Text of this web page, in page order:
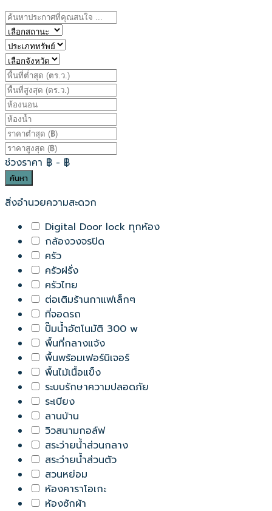
ช่วงราคา ฿ - ฿
ค้นหา
สิ่งอำนวยความสะดวก
Digital Door lock ทุกห้อง
กล้องวงจรปิด
ครัว
ครัวฝรั่ง
ครัวไทย
ต่อเติมร้านกาแฟเล็กๆ
ที่จอดรถ
ปั๊มน้ำอัตโนมัติ 300 w
พื้นที่กลางแจ้ง
พื้นพร้อมเฟอร์นิเจอร์
พื้นไม้เนื้อแข็ง
ระบบรักษาความปลอดภัย
ระเบียง
ลานบ้าน
วิวสนามกอล์ฟ
สระว่ายน้ำส่วนกลาง
สระว่ายน้ำส่วนตัว
สวนหย่อม
ห้องคาราโอเกะ
ห้องซักผ้า